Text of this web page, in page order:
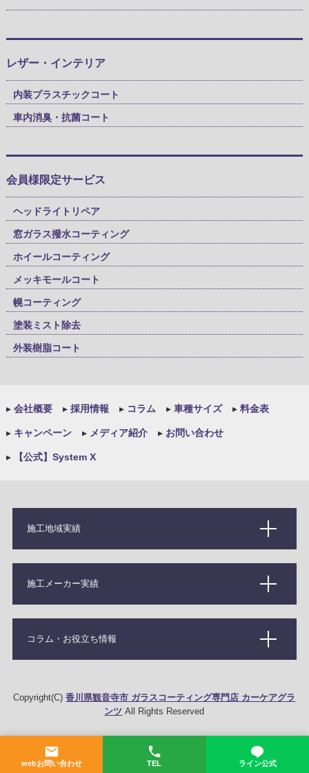
webお問い合わせ TEL ライン公式
レザー・インテリア
内装プラスチックコート
車内消臭・抗菌コート
会員様限定サービス
ヘッドライトリペア
窓ガラス撥水コーティング
ホイールコーティング
メッキモールコート
幌コーティング
塗装ミスト除去
外装樹脂コート
▸会社概要 ▸採用情報 ▸コラム ▸車種サイズ ▸料金表
▸キャンペーン ▸メディア紹介 ▸お問い合わせ
▸【公式】System X
施工地域実績
施工メーカー実績
コラム・お役立ち情報
Copyright(C)香川県観音寺市 ガラスコーティング専門店 カーケアグラ
ンツ All Rights Reserved